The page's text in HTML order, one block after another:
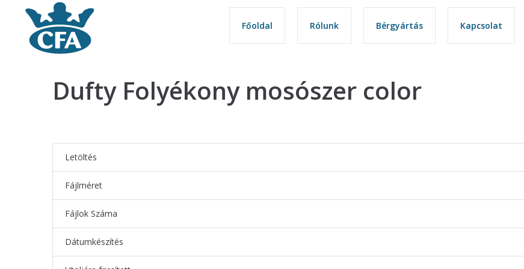
Főoldal Rólunk Bérgyártás Kapcsolat
Főoldal Rólunk Bérgyártás Kapcsolat
Dufty Folyékony mosószer color
Letöltés
Fájlméret
Fájlok Száma
Dátumkészítés